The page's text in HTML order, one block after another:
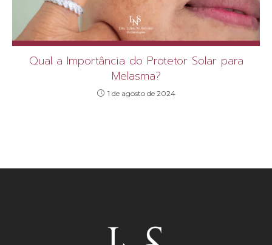
Qual a Importância do Protetor Solar para
Melasma?
1 de agosto de 2024